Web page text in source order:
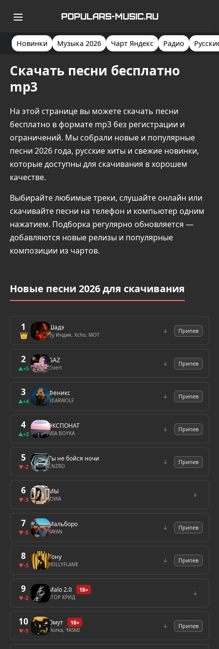
POPULARS-MUSIC.RU
Новинки Музыка 2026 Чарт Яндекс Радио
Скачать песни бесплатно
mp3
На этой странице вы можете скачать песни
бесплатно в формате mp3 без регистрации и
ограничений. Мы собрали новые и популярные
песни 2026 года, русские хиты и свежие новинки,
которые доступны для скачивания в хорошем
качестве.
Выбирайте любимые треки, слушайте онлайн или
скачивайте песни на телефон и компьютер одним
нажатием. Подборка регулярно обновляется —
добавляются новые релизы и популярные
композиции из чартов.
Новые песни 2026 для скачивания
1
👑
Шадэ
By Индия, Xcho, MOT
↓ Припев
2
▲+5
GAZ
Zivert
↓ Припев
3
▲+4
Феникс
BEARWOLF
↓ Припев
4
▲+2
ЭКСПОНАТ
MIA BOYKA
↓ Припев
5
▼-2
Ты не бойся ночи
ENZRO
↓ Припев
6
▼-3
МЫ
IOWA
↓
7
▼-5
Мальборо
SAYAN
↓ Припев
8
▼-3
Тону
HOLLYFLAME
↓ Припев
9
▼-2
Malo 2.0 18+
ЕГОР КРИД
↓
10
▼-5
Омут 18+
Полка, YASMI
↓ Припев